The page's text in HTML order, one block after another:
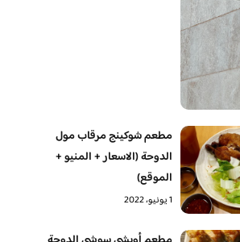
مطعم شوكينج مرقاب مول
الدوحة (الاسعار + المنيو +
الموقع)
1 يونيو، 2022